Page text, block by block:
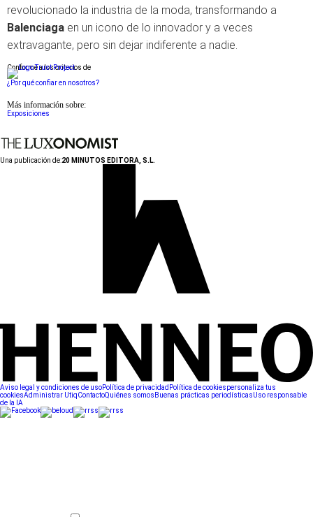
revolucionado la industria de la moda, transformando a
Balenciaga en un icono de lo innovador y a veces
extravagante, pero sin dejar indiferente a nadie.
Conforme a los criterios de
¿Por qué confiar en nosotros?
Más información sobre:
Exposiciones
Una publicación de:20 MINUTOS EDITORA, S.L.
Aviso legal y condiciones de usoPolítica de privacidad Política de cookiespersonaliza tus
cookiesAdministrar UtiqContactoQuiénes somos Buenas prácticas periodísticasUso responsable
de la IA